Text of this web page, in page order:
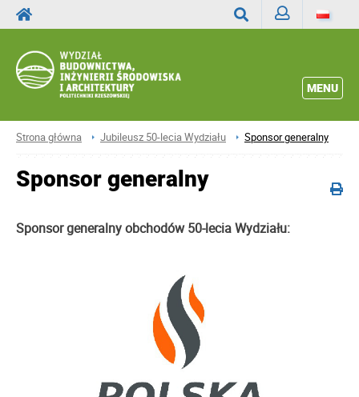
MENU
Strona główna Jubileusz 50-lecia Wydziału Sponsor generalny
Sponsor generalny
Sponsor generalny obchodów 50-lecia Wydziału: